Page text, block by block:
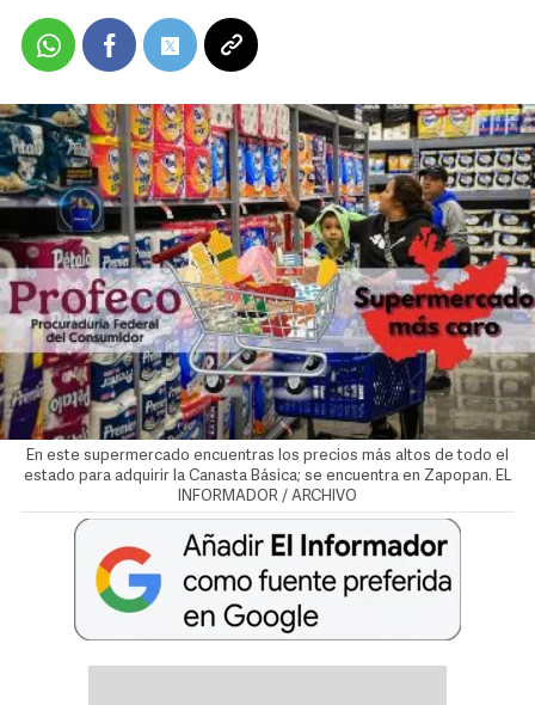
En este supermercado encuentras los precios más altos de todo el
estado para adquirir la Canasta Básica; se encuentra en Zapopan. EL
INFORMADOR / ARCHIVO